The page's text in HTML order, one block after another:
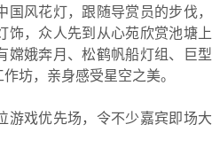
风花灯，跟随导赏员的步伐，
饰，众人先到从心苑欣赏池塘上
嫦娥奔月、松鹤帆船灯组、巨型
坊，亲身感受星空之美。
游戏优先场，令不少嘉宾即场大